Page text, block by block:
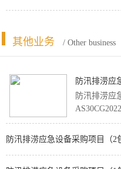
其他业务 / Other business
防汛排涝应
防汛排涝应
防汛排涝应急设备采购项目（2